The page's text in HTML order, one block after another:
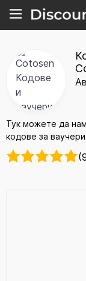
Тук можете да
кодове за